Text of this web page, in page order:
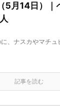
5月14日）｜
、ナスカやマチ
記事を読む